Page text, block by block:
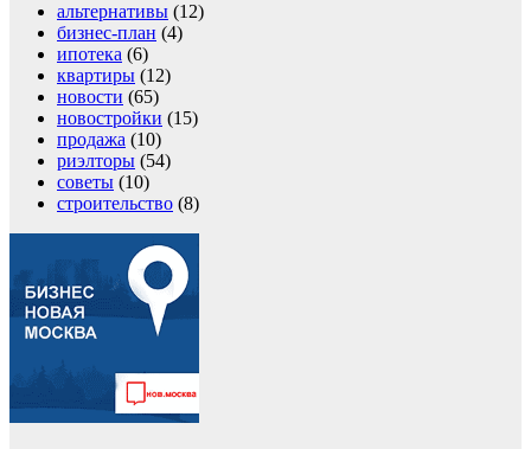
альтернативы (12)
бизнес-план (4)
ипотека (6)
квартиры (12)
новости (65)
новостройки (15)
продажа (10)
риэлторы (54)
советы (10)
строительство (8)